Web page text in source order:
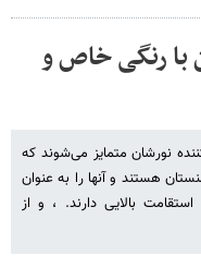
با رنگی خاص و
نورشان متمایز می‌شوند که
هستند و آنها را به عنوان
بالایی دارند. ، و از